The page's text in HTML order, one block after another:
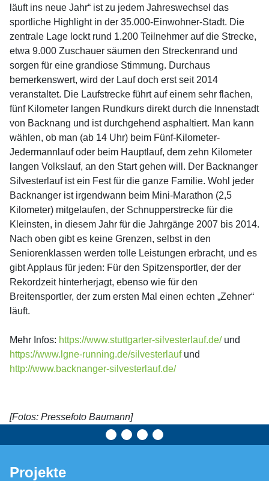
läuft ins neue Jahr“ ist zu jedem Jahreswechsel das
sportliche Highlight in der 35.000-Einwohner-Stadt. Die
zentrale Lage lockt rund 1.200 Teilnehmer auf die Strecke,
etwa 9.000 Zuschauer säumen den Streckenrand und
sorgen für eine grandiose Stimmung. Durchaus
bemerkenswert, wird der Lauf doch erst seit 2014
veranstaltet. Die Laufstrecke führt auf einem sehr flachen,
fünf Kilometer langen Rundkurs direkt durch die Innenstadt
von Backnang und ist durchgehend asphaltiert. Man kann
wählen, ob man (ab 14 Uhr) beim Fünf-Kilometer-
Jedermannlauf oder beim Hauptlauf, dem zehn Kilometer
langen Volkslauf, an den Start gehen will. Der Backnanger
Silvesterlauf ist ein Fest für die ganze Familie. Wohl jeder
Backnanger ist irgendwann beim Mini-Marathon (2,5
Kilometer) mitgelaufen, der Schnupperstrecke für die
Kleinsten, in diesem Jahr für die Jahrgänge 2007 bis 2014.
Nach oben gibt es keine Grenzen, selbst in den
Seniorenklassen werden tolle Leistungen erbracht, und es
gibt Applaus für jeden: Für den Spitzensportler, der der
Rekordzeit hinterherjagt, ebenso wie für den
Breitensportler, der zum ersten Mal einen echten „Zehner“
läuft.
Mehr Infos: https://www.stuttgarter-silvesterlauf.de/ und
https://www.lgne-running.de/silvesterlauf und
http://www.backnanger-silvesterlauf.de/
[Fotos: Pressefoto Baumann]
Projekte